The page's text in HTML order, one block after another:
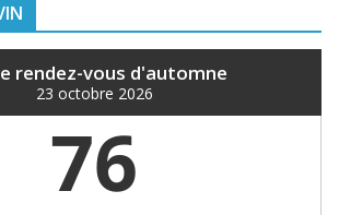
rendez-vous d'automne
23 octobre 2026
76